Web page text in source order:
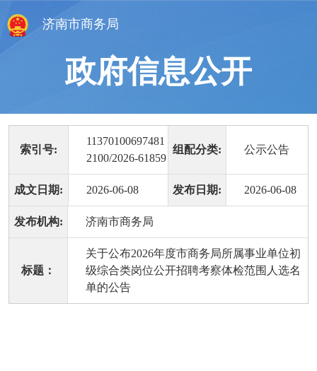
济南市商务局
政府信息公开
索引号:
11370100697481
2100/2026-61859
组配分类: 公示公告
成文日期: 2026-06-08 发布日期: 2026-06-08
发布机构: 济南市商务局
标题：
关于公布2026年度市商务局所属事业单位初
级综合类岗位公开招聘考察体检范围人选名
单的公告